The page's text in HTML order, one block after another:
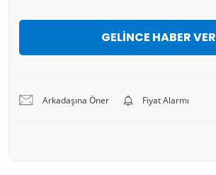
GELİNCE HABER VER
Arkadaşına Öner Fiyat Alarmı